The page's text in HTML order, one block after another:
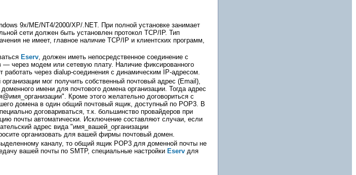
9x/ME/NT4/2000/XP/.NET. При полной установке занимает
сети должен быть установлен протокол TCP/IP. Тип
не имеет, главное наличие TCP/IP и клиентских программ,
Eserv , должен иметь непосредственное соединение с
— через модем или сетевую плату. Наличие фиксированного
работать через dialup-соединения с динамическим IP-адресом.
мог получить собственный почтовый адрес (Email),
имени для почтового домена организации. Тогда адрес
Кроме этого желательно договориться с
домена в один общий почтовый ящик, доступный по POP3. В
договариваться, т.к. большинство провайдеров при
почты автоматически. Исключение составляют случаи, если
адрес вида "имя_вашей_организации
организовать для вашей фирмы почтовый домен.
каналу, то общий ящик POP3 для доменной почты не
вашей почты по SMTP, специальные настройки Eserv для